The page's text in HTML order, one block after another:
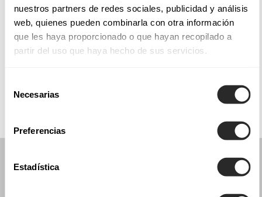
nuestros partners de redes sociales, publicidad y análisis
web, quienes pueden combinarla con otra información
que les haya proporcionado o que hayan recopilado a
partir del uso que haya hecho de sus servicios.
Necesarias
Preferencias
Estadística
PRENEZ RENDEZ-VOUS
COLLECTIONS